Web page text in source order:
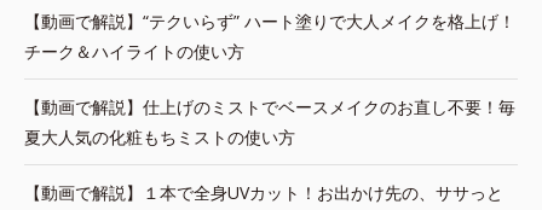
【動画で解説】“テクいらず” ハート塗りで大人メイクを格上げ！
チーク＆ハイライトの使い方
【動画で解説】仕上げのミストでベースメイクのお直し不要！毎
夏大人気の化粧もちミストの使い方
【動画で解説】１本で全身UVカット！お出かけ先の、ササっと